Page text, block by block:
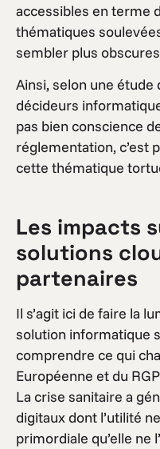
accessibles en terme
thématiques
sembler plus
Ainsi, selon une étude
décideurs
pas bien conscience
réglementation, c’est
cette thématique
Les impacts
solutions
partenaires
Il s’agit ici de faire la
solution informatique
comprendre ce qui
Européenne et du
La crise sanitaire a
digitaux dont l’utilité
primordiale qu’elle ne